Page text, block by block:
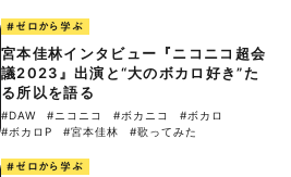
#ゼロから学ぶ
宮本佳林インタビュー『ニコニコ超会
議2023』出演と“大のボカロ好き”た
る所以を語る
#DAW #ニコニコ #ボカニコ
#ボカロ
#ボカロP
#宮本佳林 #歌ってみた
#ゼロから学ぶ